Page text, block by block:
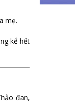
mẹ.
kể hết
đan,